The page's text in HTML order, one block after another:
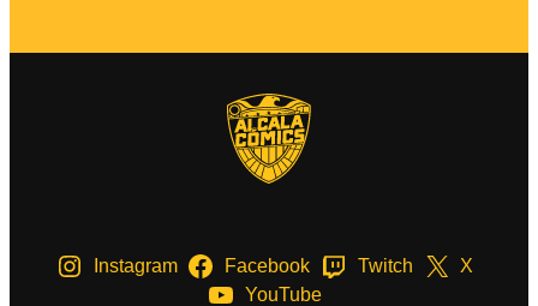
Instagram Facebook Twitch
X
YouTube